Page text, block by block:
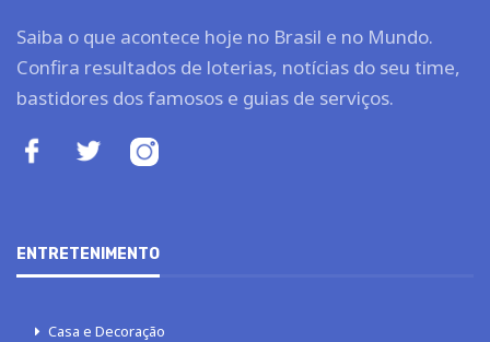
Saiba o que acontece hoje no Brasil e no Mundo.
Confira resultados de loterias, notícias do seu time,
bastidores dos famosos e guias de serviços.
ENTRETENIMENTO
Casa e Decoração